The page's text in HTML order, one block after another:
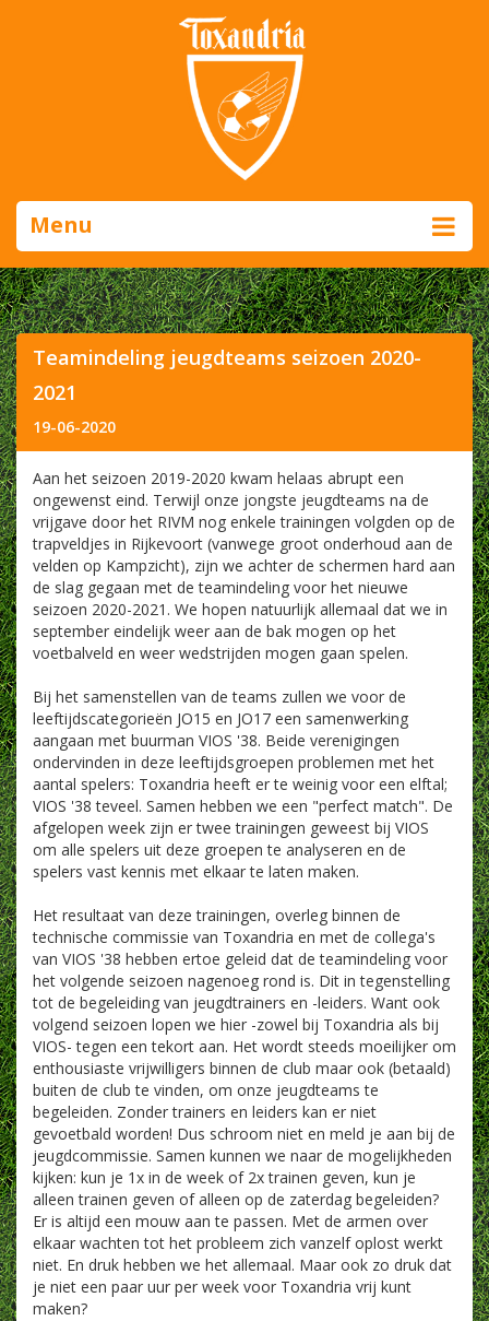
Menu
Teamindeling jeugdteams seizoen 2020-
2021
19-06-2020
Aan het seizoen 2019-2020 kwam helaas abrupt een
ongewenst eind. Terwijl onze jongste jeugdteams na de
vrijgave door het RIVM nog enkele trainingen volgden op de
trapveldjes in Rijkevoort (vanwege groot onderhoud aan de
velden op Kampzicht), zijn we achter de schermen hard aan
de slag gegaan met de teamindeling voor het nieuwe
seizoen 2020-2021. We hopen natuurlijk allemaal dat we in
september eindelijk weer aan de bak mogen op het
voetbalveld en weer wedstrijden mogen gaan spelen.
Bij het samenstellen van de teams zullen we voor de
leeftijdscategorieën JO15 en JO17 een samenwerking
aangaan met buurman VIOS '38. Beide verenigingen
ondervinden in deze leeftijdsgroepen problemen met het
aantal spelers: Toxandria heeft er te weinig voor een elftal;
VIOS '38 teveel. Samen hebben we een "perfect match". De
afgelopen week zijn er twee trainingen geweest bij VIOS
om alle spelers uit deze groepen te analyseren en de
spelers vast kennis met elkaar te laten maken.
Het resultaat van deze trainingen, overleg binnen de
technische commissie van Toxandria en met de collega's
van VIOS '38 hebben ertoe geleid dat de teamindeling voor
het volgende seizoen nagenoeg rond is. Dit in tegenstelling
tot de begeleiding van jeugdtrainers en -leiders. Want ook
volgend seizoen lopen we hier -zowel bij Toxandria als bij
VIOS- tegen een tekort aan. Het wordt steeds moeilijker om
enthousiaste vrijwilligers binnen de club maar ook (betaald)
buiten de club te vinden, om onze jeugdteams te
begeleiden. Zonder trainers en leiders kan er niet
gevoetbald worden! Dus schroom niet en meld je aan bij de
jeugdcommissie. Samen kunnen we naar de mogelijkheden
kijken: kun je 1x in de week of 2x trainen geven, kun je
alleen trainen geven of alleen op de zaterdag begeleiden?
Er is altijd een mouw aan te passen. Met de armen over
elkaar wachten tot het probleem zich vanzelf oplost werkt
niet. En druk hebben we het allemaal. Maar ook zo druk dat
je niet een paar uur per week voor Toxandria vrij kunt
maken?